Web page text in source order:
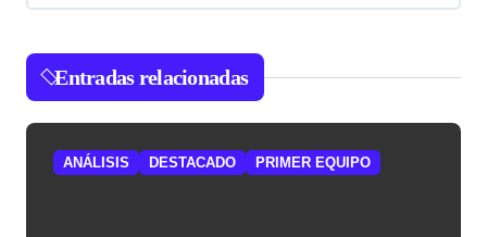
e
e
n
Entradas relacionadas
ANÁLISIS DESTACADO PRIMER EQUIPO